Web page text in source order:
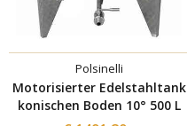
Polsinelli
Motorisierter Edelstahltank
konischen Boden 10° 500 L